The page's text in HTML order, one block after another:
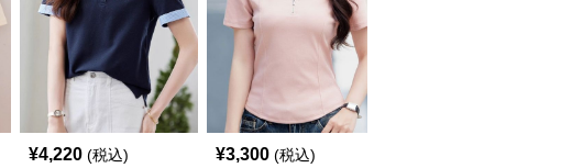
¥4,220 (税込) ¥3,300 (税込)